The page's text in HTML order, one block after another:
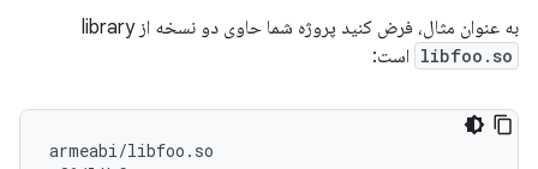
به عنوان مثال، فرض کنید پروژه شما حاوی دو نسخه از library
libfoo.so است:
armeabi/libfoo.so